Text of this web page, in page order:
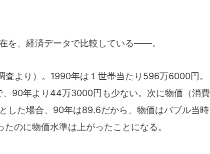
を、経済データで比較している――。
より）。1990年は１世帯当たり596万6000円。
90年より44万3000円も少ない。次に物価（消費
した場合、90年は89.6だから、物価はバブル当時
のに物価水準は上がったことになる。